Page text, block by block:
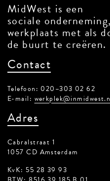
MidWest is een
sociale
werkplaats met als
de buurt te creëren.
Contact
Telefoon: 020–303 02 62
E-mail:
Adres
Cabralstraat 1
1057 CD Amsterdam
KvK: 55 28 39 93